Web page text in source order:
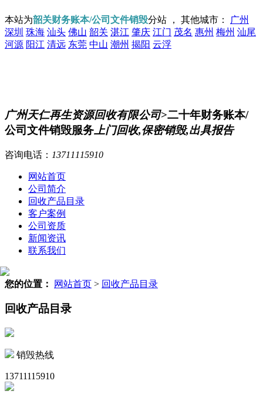
本站为韶关财务账本/公司文件销毁分站 ， 其他城市：
广州
深圳 珠海 汕头 佛山 韶关 湛江 肇庆 江门 茂名 惠州 梅州 汕尾
河源 阳江 清远 东莞 中山 潮州 揭阳 云浮
广州天仁再生资源回收有限公司>二十年财务账本/
公司文件销毁服务 上门回收,保密销毁,出具报告
咨询电话： 13711115910
网站首页
公司简介
回收产品目录
客户案例
公司资质
新闻资讯
联系我们
您的位置： 网站首页 > 回收产品目录
回收产品目录
销毁热线
13711115910